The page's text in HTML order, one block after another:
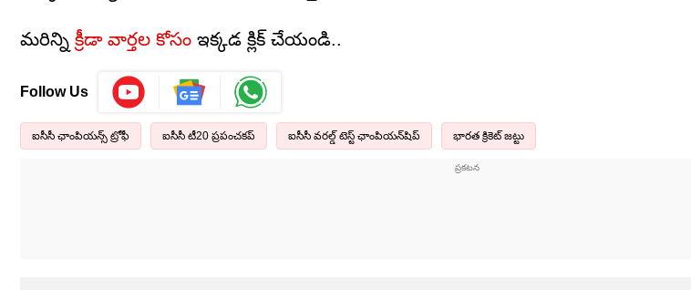
మరిన్ని క్రీడా వార్తల కోసం ఇక్కడ క్లిక్ చేయండి..
Follow Us
ఐసీసీ ఛాంపియన్స్ ట్రోఫీ ఐసీసీ టీ20 ప్రపంచకప్ ఐసీసీ వరల్డ్ టెస్ట్ ఛాంపియన్‌షిప్ భారత క్రికెట్ జట్టు